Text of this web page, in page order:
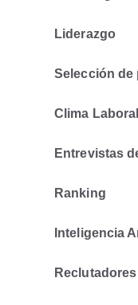
Liderazgo
Selección de
Clima Laboral
Entrevistas
Ranking
Inteligencia
Reclutadores